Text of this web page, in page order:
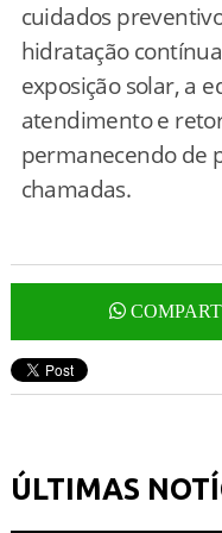
cuidados
hidratação
exposição solar, a
atendimento e
permanecendo de
chamadas.
ÚLTIMAS